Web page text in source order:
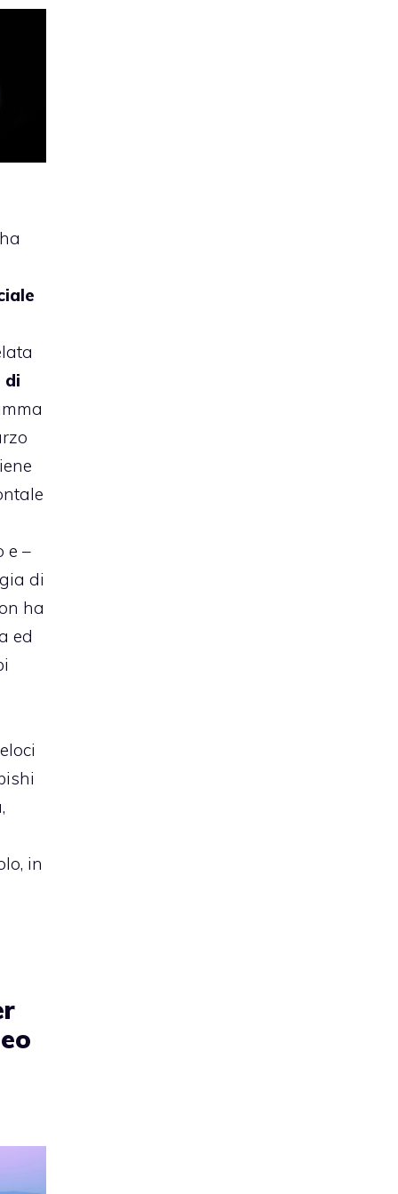
ha
di
e –
di
ha
ed
in